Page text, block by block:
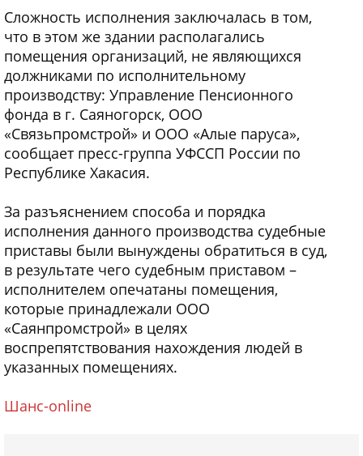
Сложность исполнения заключалась в том,
что в этом же здании располагались
помещения организаций, не являющихся
должниками по исполнительному
производству: Управление Пенсионного
фонда в г. Саяногорск, ООО
«Связьпромстрой» и ООО «Алые паруса»,
сообщает пресс-группа УФССП России по
Республике Хакасия.
За разъяснением способа и порядка
исполнения данного производства судебные
приставы были вынуждены обратиться в суд,
в результате чего судебным приставом –
исполнителем опечатаны помещения,
которые принадлежали ООО
«Саянпромстрой» в целях
воспрепятствования нахождения людей в
указанных помещениях.
Шанс-online